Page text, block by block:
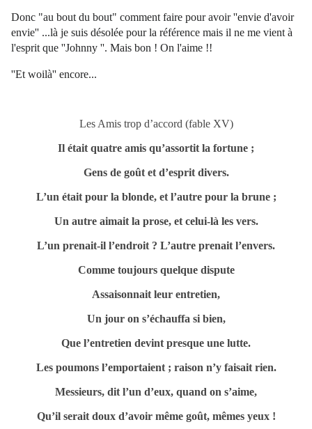
Donc "au bout du bout" comment faire pour avoir ''envie d'avoir
envie'' ...là je suis désolée pour la référence mais il ne me vient à
l'esprit que ''Johnny ''. Mais bon ! On l'aime !!
''Et woilà'' encore...
Les Amis trop d’accord (fable XV)
Il était quatre amis qu’assortit la fortune ;
Gens de goût et d’esprit divers.
L’un était pour la blonde, et l’autre pour la brune ;
Un autre aimait la prose, et celui-là les vers.
L’un prenait-il l’endroit ? L’autre prenait l’envers.
Comme toujours quelque dispute
Assaisonnait leur entretien,
Un jour on s’échauffa si bien,
Que l’entretien devint presque une lutte.
Les poumons l’emportaient ; raison n’y faisait rien.
Messieurs, dit l’un d’eux, quand on s’aime,
Qu’il serait doux d’avoir même goût, mêmes yeux !